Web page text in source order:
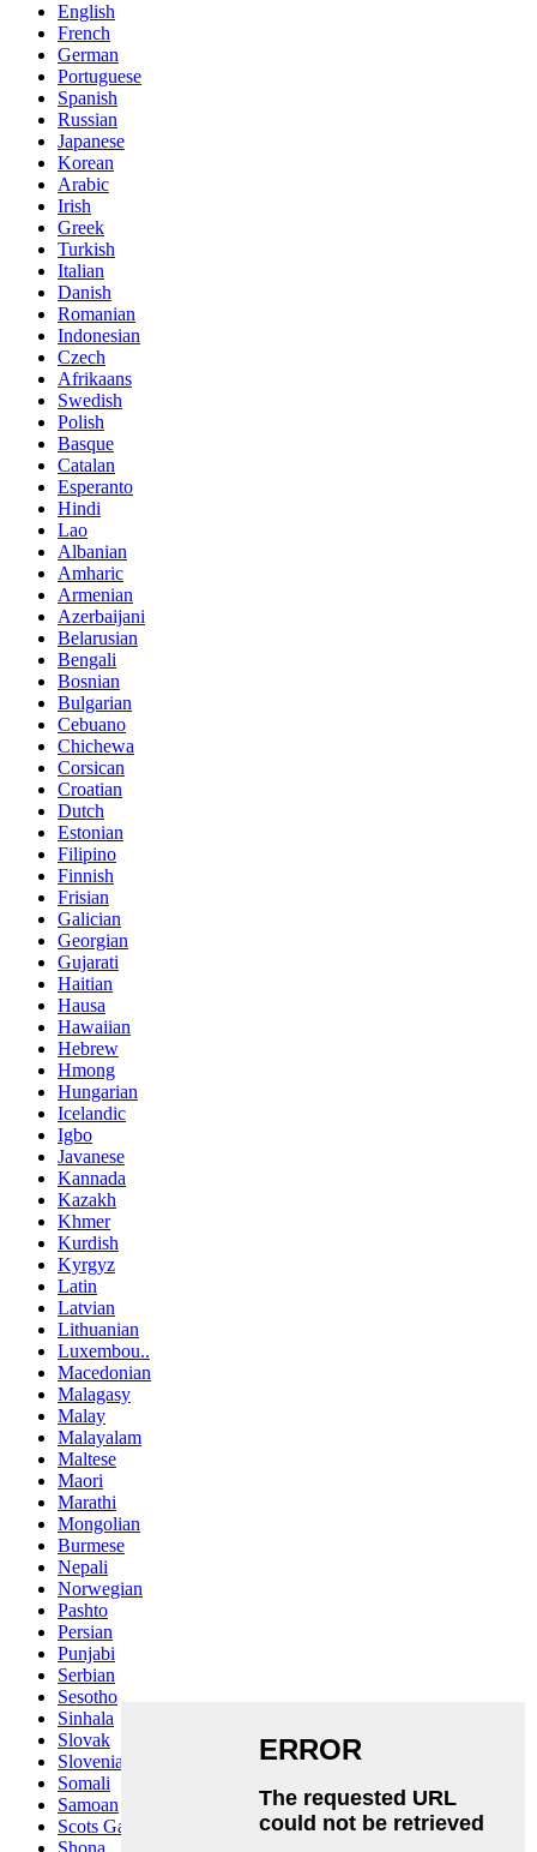
English
French
German
Portuguese
Spanish
Russian
Japanese
Korean
Arabic
Irish
Greek
Turkish
Italian
Danish
Romanian
Indonesian
Czech
Afrikaans
Swedish
Polish
Basque
Catalan
Esperanto
Hindi
Lao
Albanian
Amharic
Armenian
Azerbaijani
Belarusian
Bengali
Bosnian
Bulgarian
Cebuano
Chichewa
Corsican
Croatian
Dutch
Estonian
Filipino
Finnish
Frisian
Galician
Georgian
Gujarati
Haitian
Hausa
Hawaiian
Hebrew
Hmong
Hungarian
Icelandic
Igbo
Javanese
Kannada
Kazakh
Khmer
Kurdish
Kyrgyz
Latin
Latvian
Lithuanian
Luxembou..
Macedonian
Malagasy
Malay
Malayalam
Maltese
Maori
Marathi
Mongolian
Burmese
Nepali
Norwegian
Pashto
Persian
Punjabi
Serbian
Sesotho
Sinhala
Slovak
Slovenian
Somali
Samoan
Scots Gaelic